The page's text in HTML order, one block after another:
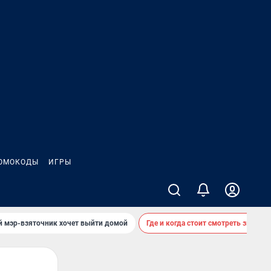
ИГРЫ
мэр-взяточник хочет выйти домой Где и когда стоит смотреть